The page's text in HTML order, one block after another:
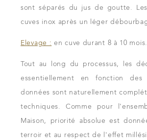
sont séparés du jus de goutte.
cuves inox après un léger
Elevage : en cuve durant 8 à 10 mois.
Tout au long du processus, les
essentiellement en fonction des
données sont naturellement
techniques. Comme pour
Maison, priorité absolue est
terroir et au respect de l'effet